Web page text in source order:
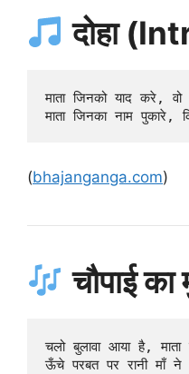
दोहा
माता जिनको याद करे,
(bhajanganga.com)
चौपाई
चलो बुलावा आया है,
ऊँचे परबत पर रानी माँ ने